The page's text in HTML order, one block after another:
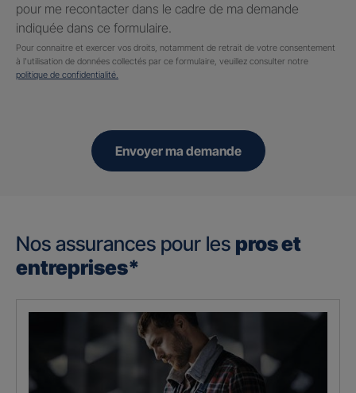
pour me recontacter dans le cadre de ma demande
indiquée dans ce formulaire.
Pour connaitre et exercer vos droits, notamment de retrait de votre consentement
à l'utilisation de données collectés par ce formulaire, veuillez consulter notre
politique de confidentialité.
Envoyer ma demande
Nos assurances pour les pros et
entreprises*